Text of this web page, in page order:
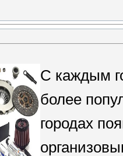
С каждым
более
городах